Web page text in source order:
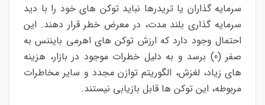
سرمایه گذاران یا تریدرها نباید توکن های خود را با دید
سرمایه گذاری بلند مدت، در معرض خطر قرار دهند. این
احتمال وجود دارد که ارزش توکن های اهرمی بایننس به
صفر (0) برسد و به دلیل خطرات موجود در بازار، هزینه
های زیاد، لغزش، الگوریتم توازن مجدد و سایر مخاطرات
مربوطه، این توکن ها قابل بازیابی نیستند.